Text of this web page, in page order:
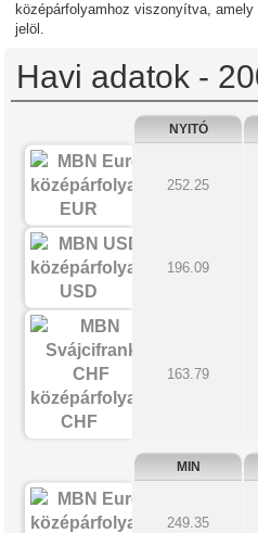
középárfolyamhoz viszonyítva,
jelöl.
Havi adatok -
NYITÓ
EUR
252.25
USD
196.09
CHF
163.79
MIN
249.35